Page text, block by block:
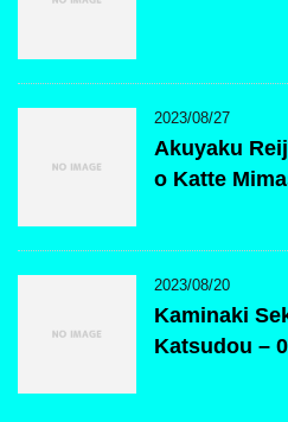
2023/08/27
Akuyaku
o Katte
2023/08/20
Kaminaki
Katsudou –